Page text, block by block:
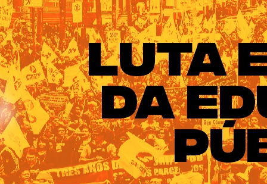
do Rio Grande do Sul